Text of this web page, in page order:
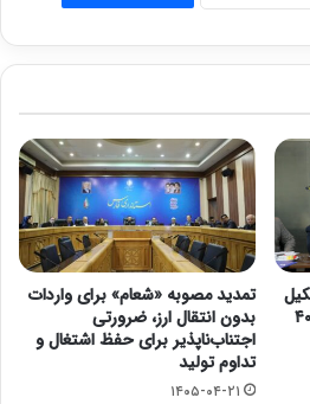
۴۰۰
تمدید مصوبه «شعام» برای واردات
بدون انتقال ارز، ضرورتی
اجتناب‌ناپذیر برای حفظ اشتغال و
تداوم تولید
۱۴۰۵-۰۴-۲۱